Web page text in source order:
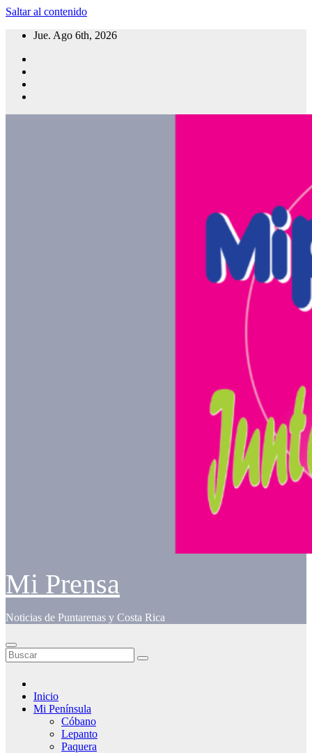
Saltar al contenido
Jue. Ago 6th, 2026
Mi Prensa
Noticias de Puntarenas y Costa Rica
Inicio
Mi Península
Cóbano
Lepanto
Paquera